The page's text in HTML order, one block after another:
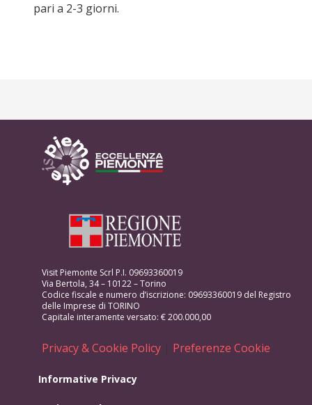
pari a 2-3 giorni.
Visit Piemonte Scrl P.I. 09693360019
Via Bertola, 34 – 10122 – Torino
Codice fiscale e numero d’iscrizione: 09693360019 del Registro
delle Imprese di TORINO
Capitale interamente versato: € 200.000,00
Privacy & Cookie Policy | Preferenze Cookie
Informative Privacy